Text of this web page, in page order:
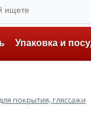
Упаковка и
покрытия, гляссажи